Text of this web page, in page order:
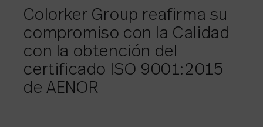
Colorker Group reafirma su
compromiso con la Calidad
con la obtención del
certificado ISO 9001:2015
de AENOR